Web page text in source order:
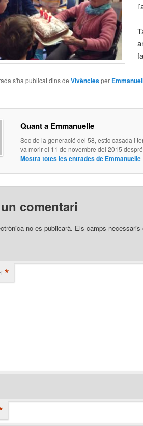
s'ha publicat dins de Vivènciesper
Quant a Emmanuelle
Soc de la generació del 58, estic casada i
va morir el 11 de novembre del 2015
Mostra totes les entrades de Emmanuelle
comentari
no es publicarà. Els camps
*